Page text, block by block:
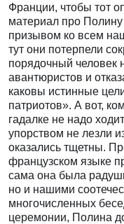
Франции, чтобы тот
материал про
призывом ко всем
тут они потерпели
порядочный человек
авантюристов и
каковы истинные
патриотов». А вот,
гадалке не надо
упорством не лезли
оказались тщетны.
французском языке
сама она была
но и нашими
многочисленных
церемонии, Полина